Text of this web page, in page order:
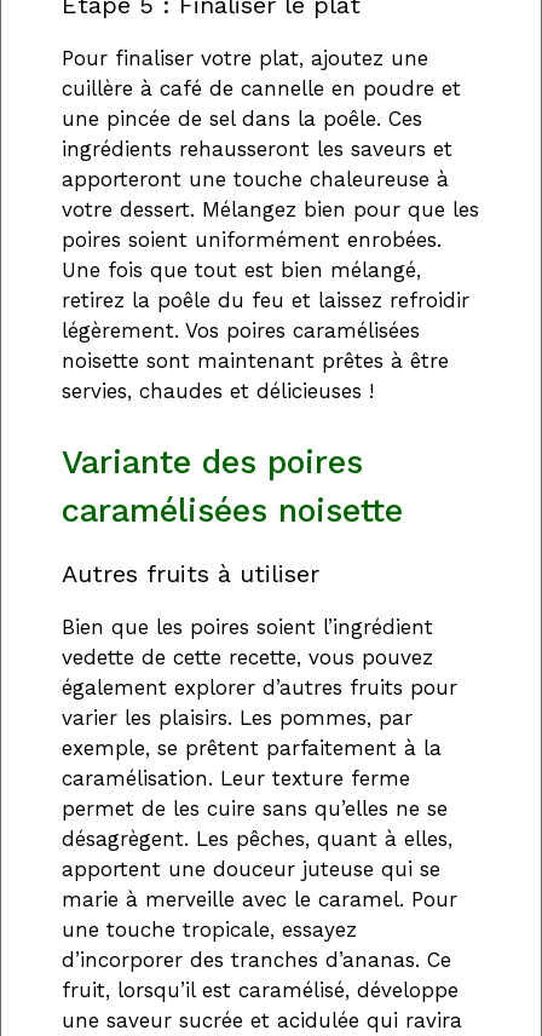
Pour finaliser votre plat, ajoutez une
cuillère à café de cannelle en poudre et
une pincée de sel dans la poêle. Ces
ingrédients rehausseront les saveurs et
apporteront une touche chaleureuse à
votre dessert. Mélangez bien pour que les
poires soient uniformément enrobées.
Une fois que tout est bien mélangé,
retirez la poêle du feu et laissez refroidir
légèrement. Vos poires caramélisées
noisette sont maintenant prêtes à être
servies, chaudes et délicieuses !
Variante des poires
caramélisées noisette
Autres fruits à utiliser
Bien que les poires soient l’ingrédient
vedette de cette recette, vous pouvez
également explorer d’autres fruits pour
varier les plaisirs. Les pommes, par
exemple, se prêtent parfaitement à la
caramélisation. Leur texture ferme
permet de les cuire sans qu’elles ne se
désagrègent. Les pêches, quant à elles,
apportent une douceur juteuse qui se
marie à merveille avec le caramel. Pour
une touche tropicale, essayez
d’incorporer des tranches d’ananas. Ce
fruit, lorsqu’il est caramélisé, développe
une saveur sucrée et acidulée qui ravira